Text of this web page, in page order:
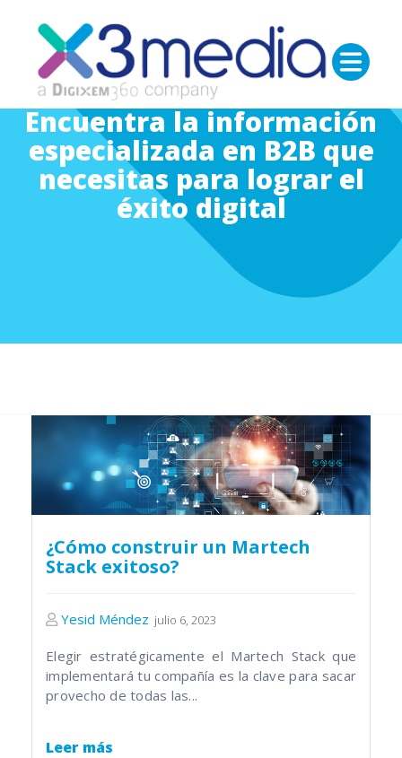
Encuentra la información
especializada en B2B que
necesitas para lograr el
éxito digital
¿Cómo construir un Martech
Stack exitoso?
Yesid Méndez julio 6, 2023
Elegir estratégicamente el Martech Stack que
implementará tu compañía es la clave para sacar
provecho de todas las...
Leer más